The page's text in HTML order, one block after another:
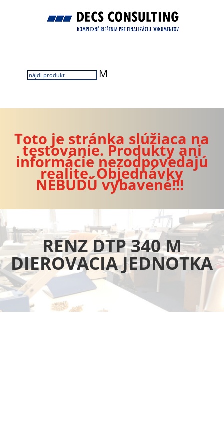
M
Toto je stránka slúžiaca na
testovanie. Produkty ani
informácie nezodpovedajú
realite. Objednávky
NEBUDÚ vybavené!!!
RENZ DTP 340 M
DIEROVACIA JEDNOTKA